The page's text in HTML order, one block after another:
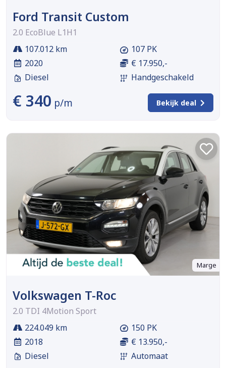
Ford Transit Custom
2.0 EcoBlue L1H1
107.012 km
2020
Diesel
107 PK
€ 17.950,-
Handgeschakeld
€ 340 p/m Bekijk deal
Marge
Volkswagen T-Roc
2.0 TDI 4Motion Sport
224.049 km
2018
Diesel
150 PK
€ 13.950,-
Automaat